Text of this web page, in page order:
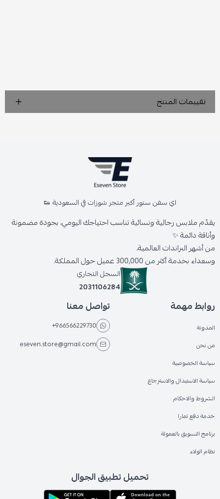
تقييمات المنتج
اي سفن ستور أكبر متجر شوزات في السعودية 👟
يقدّم ملابس رجالية ونسائية تناسب احتياجك اليومي، بجودة مضمونة
وأناقة دائمة ✨
من أشهر البراندات العالمية،
وسعداء بخدمة أكثر من 300,000 عميل حول المملكة.
السجل التجاري
2031106284
روابط مهمة
المدونة
من نحن
سياسة الخصوصية
سياسة الاستبدال والاسترجاع
الشروط والاحكام
خدمة دفع تمارا
برنامج التسويق بالعمولة
نظام الولاء
تواصل معنا
+966566229730
eseven.store@gmail.com
تحميل تطبيق الجوال